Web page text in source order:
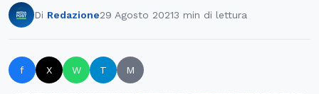
Di Redazione29 Agosto 20213 min di lettura
f X W T M